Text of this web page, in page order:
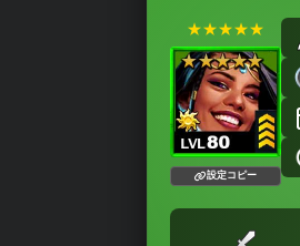
★★★★★
設定コピー